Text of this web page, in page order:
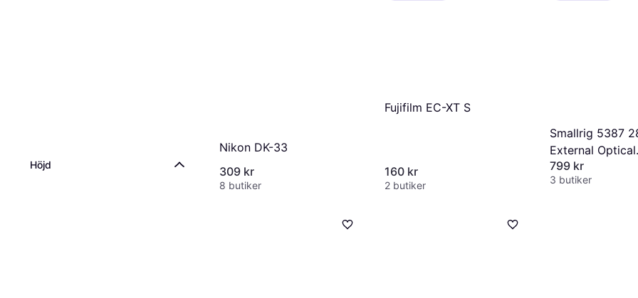
Höjd
Nikon DK-33
309 kr
8 butiker
Fujifilm EC-XT S
160 kr
2 butiker
Smallrig 5387
External Optical
Viewfinder
799 kr
3 butiker